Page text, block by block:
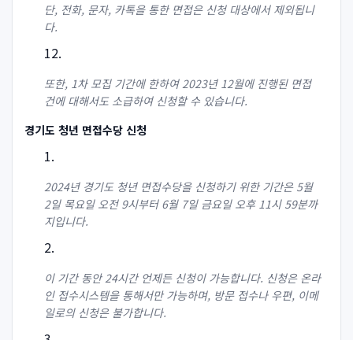
단, 전화, 문자, 카톡을 통한 면접은 신청 대상에서 제외됩니
다.
또한, 1차 모집 기간에 한하여 2023년 12월에 진행된 면접
건에 대해서도 소급하여 신청할 수 있습니다.
경기도 청년 면접수당 신청
2024년 경기도 청년 면접수당을 신청하기 위한 기간은 5월
2일 목요일 오전 9시부터 6월 7일 금요일 오후 11시 59분까
지입니다.
이 기간 동안 24시간 언제든 신청이 가능합니다. 신청은 온라
인 접수시스템을 통해서만 가능하며, 방문 접수나 우편, 이메
일로의 신청은 불가합니다.